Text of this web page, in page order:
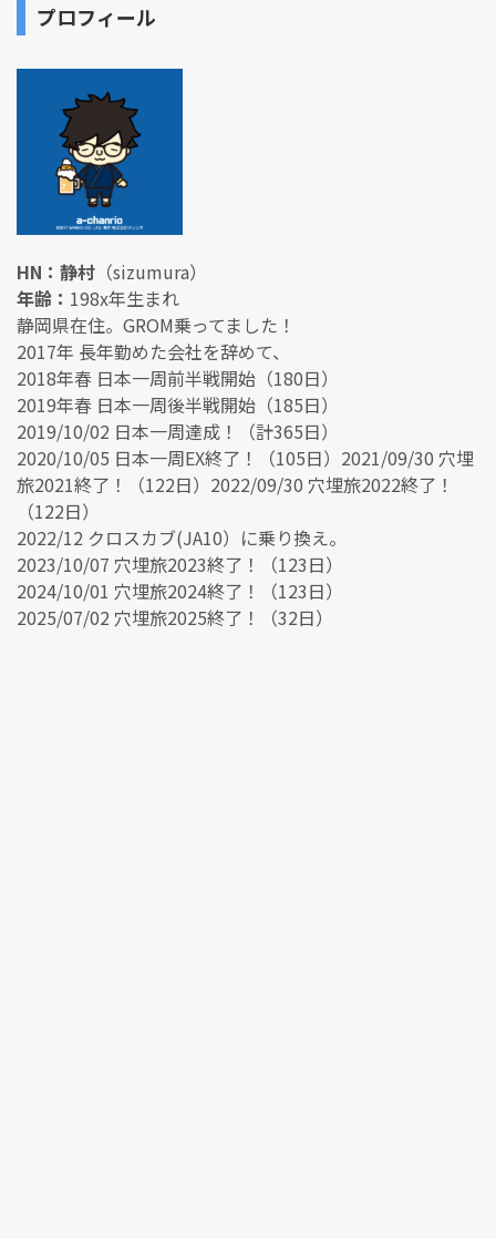
プロフィール
HN：静村 （sizumura）
年齢： 198x年生まれ
静岡県在住。GROM乗ってました！
2017年 長年勤めた会社を辞めて、
2018年春 日本一周前半戦開始（180日）
2019年春 日本一周後半戦開始（185日）
2019/10/02 日本一周達成！（計365日）
2020/10/05 日本一周EX終了！（105日）2021/09/30 穴埋
旅2021終了！（122日）2022/09/30 穴埋旅2022終了！
（122日）
2022/12 クロスカブ(JA10）に乗り換え。
2023/10/07 穴埋旅2023終了！（123日）
2024/10/01 穴埋旅2024終了！（123日）
2025/07/02 穴埋旅2025終了！（32日）